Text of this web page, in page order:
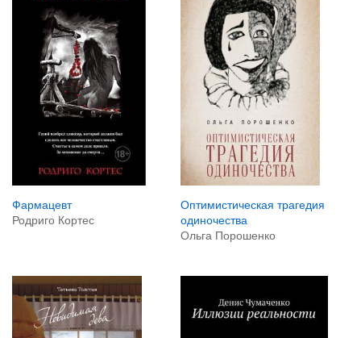
Фармацевт
Родриго Кортес
Оптимистическая трагедия
одиночества
Ольга Порошенко